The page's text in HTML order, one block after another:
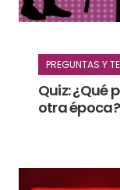
PREGUNTAS Y
Quiz: ¿Qué
otra época?